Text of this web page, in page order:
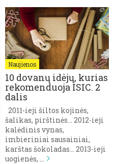
Naujienos
10 dovanų idėjų, kurias
rekomenduoja ISIC. 2
dalis
2011-ieji šiltos kojinės,
šalikas, pirštinės… 2012-ieji
kalėdinis vynas,
imbieriniai sausainiai,
karštas šokoladas… 2013-ieji
uogienės, …